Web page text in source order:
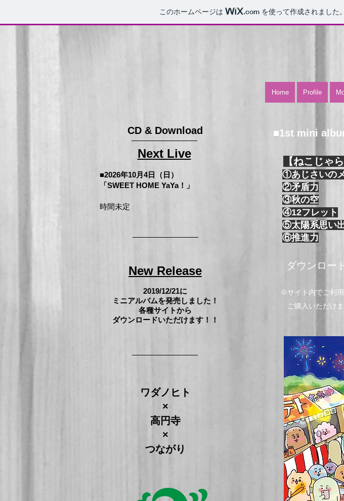
このホームページは .com を使って作成されました
Home Profile
Next Live
■2026年10月4日（日）
「SWEET HOME YaYa！」
時間未定
New Release
2019/12/21に
ミニアルバムを発売しました！
各種サイトから
ダウンロードいただけます！！
ワダノヒト
×
高円寺
×
​つながり
CD & Download ■1st mini
【ねこじゃら
①あじさいの
②矛盾力
③秋の空
④12フレット
⑤太陽系思い
⑥推進力
ダウンロー
※サイト内でご利用
ご購入いただけま